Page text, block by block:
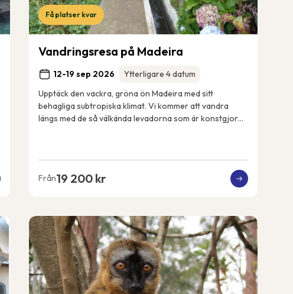
Få platser kvar
Vandringsresa på Madeira
12-19 sep 2026
Ytterligare 4 datum
Upptäck den vackra, gröna ön Madeira med sitt
behagliga subtropiska klimat. Vi kommer att vandra
längs med de så välkända levadorna som är konstgjorda
Från19 200 kr